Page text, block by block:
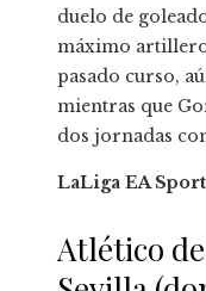
duelo de
máximo
pasado curso,
mientras que
dos jornadas
LaLiga EA
Atlético